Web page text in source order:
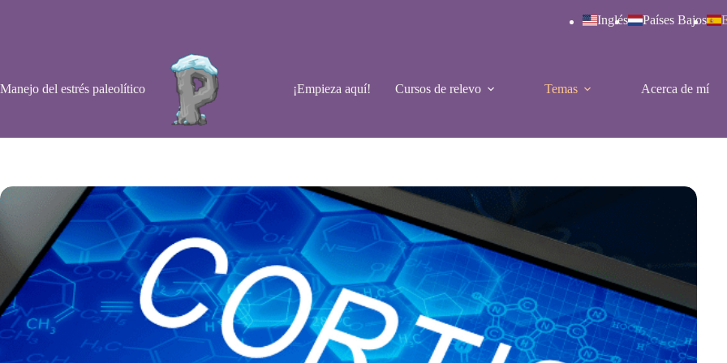
Inglés Países Bajos
Manejo del estrés paleolítico ¡Empieza aquí! Cursos de relevo Temas Acerca de mí